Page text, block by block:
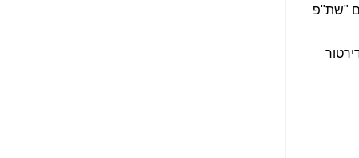
"שת"פ